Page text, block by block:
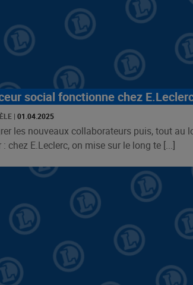
social fonctionne chez
| 01.04.2025
les nouveaux collaborateurs puis, tout au
chez E.Leclerc, on mise sur le long te [...]